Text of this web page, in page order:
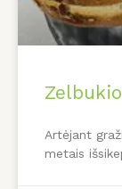
Artėjant
metais